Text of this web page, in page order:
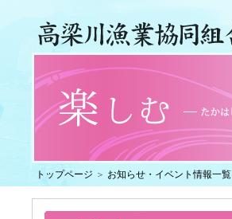
トップページ ＞ お知らせ・イベント情報一覧